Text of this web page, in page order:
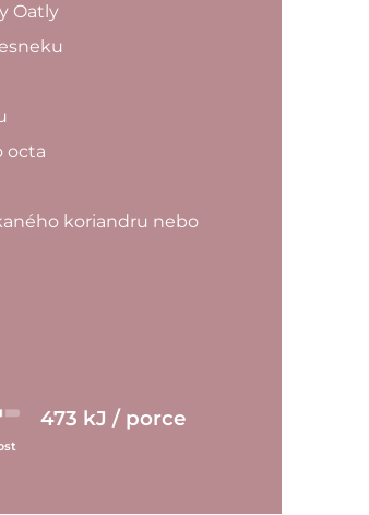
Oatly
octa
koriandru nebo
473 kJ / porce